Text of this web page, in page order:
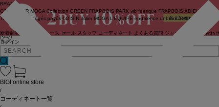
ログイン
BRAND
COUTURIER MOGA Collection GREEN FRAPBOIS PARK wb feerique FRAPBOIS ADIEU
TRISTESSE
congés payés LOISIR Julier MOGA L'EQUIPE endalence unbilanc BIGI online store
新着商品 ニュース セール スタッフ コーディネート よくある質問 ジャーナル お問い合わ
BIGI online store
/
コーディネート一覧